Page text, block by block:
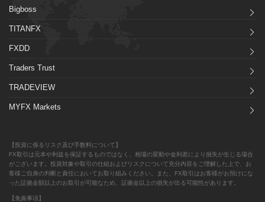
Bigboss
TITANFX
FXDD
Traders Trust
TRADEVIEW
MYFX Markets
【投資に係るリスク及び手数料について】
FX取引は元本や利益を保証するものではなく、相場の変動や金利差により損失が生じる場合
がございます。投資対象や取引の仕組およびリスクについて充分内容をご理解した上で、お
客様ご自身の判断と責任においてお取り組みください。また、FX取引はお客様がお預けにな
った証拠金額以上のお取引が可能なため、証拠金以上の損失が出る可能性があります。
【免責事項】